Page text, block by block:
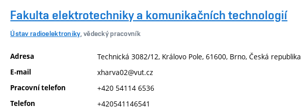
Fakulta elektrotechniky a komunikačních technologií
Ústav radioelektroniky, vědecký pracovník
Adresa Technická 3082/12, Královo Pole, 61600, Brno, Česká republika
E-mail xharva02@vut.cz
Pracovní telefon +420 54114 6536
Telefon +420541146541